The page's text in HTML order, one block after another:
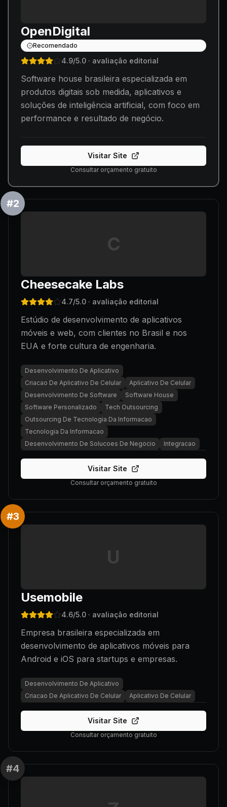
OpenDigital
Recomendado
4.9/5.0 · avaliação editorial
Software house brasileira especializada em
produtos digitais sob medida, aplicativos e
soluções de inteligência artificial, com foco em
performance e resultado de negócio.
Visitar Site
Consultar orçamento gratuito
#2
C
Cheesecake Labs
4.7/5.0 · avaliação editorial
Estúdio de desenvolvimento de aplicativos
móveis e web, com clientes no Brasil e nos
EUA e forte cultura de engenharia.
Desenvolvimento De Aplicativo
Criacao De Aplicativo De Celular
Aplicativo De Celular
Desenvolvimento De Software
Software House
Software Personalizado
Tech Outsourcing
Outsourcing De Tecnologia Da Informacao
Tecnologia Da Informacao
Desenvolvimento De Solucoes De Negocio
Integracao
Visitar Site
Consultar orçamento gratuito
#3
U
Usemobile
4.6/5.0 · avaliação editorial
Empresa brasileira especializada em
desenvolvimento de aplicativos móveis para
Android e iOS para startups e empresas.
Desenvolvimento De Aplicativo
Criacao De Aplicativo De Celular
Aplicativo De Celular
Visitar Site
Consultar orçamento gratuito
#4